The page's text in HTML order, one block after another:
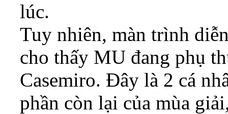
lúc.
Tuy nhiên, màn trình
cho thấy MU đang phụ
Casemiro. Đây là 2 cá
phần còn lại của mùa